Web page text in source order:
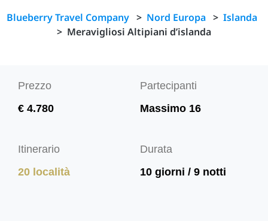
Blueberry Travel Company> Nord Europa> Islanda
> Meravigliosi Altipiani d’islanda
Prezzo
€ 4.780
Partecipanti
Massimo 16
Itinerario
20 località
Durata
10 giorni / 9 notti